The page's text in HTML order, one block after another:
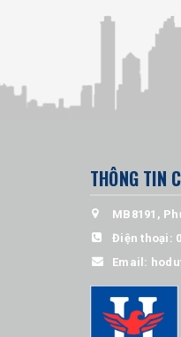
THÔNG TIN
MB8191,
Điện thoại:
Email: